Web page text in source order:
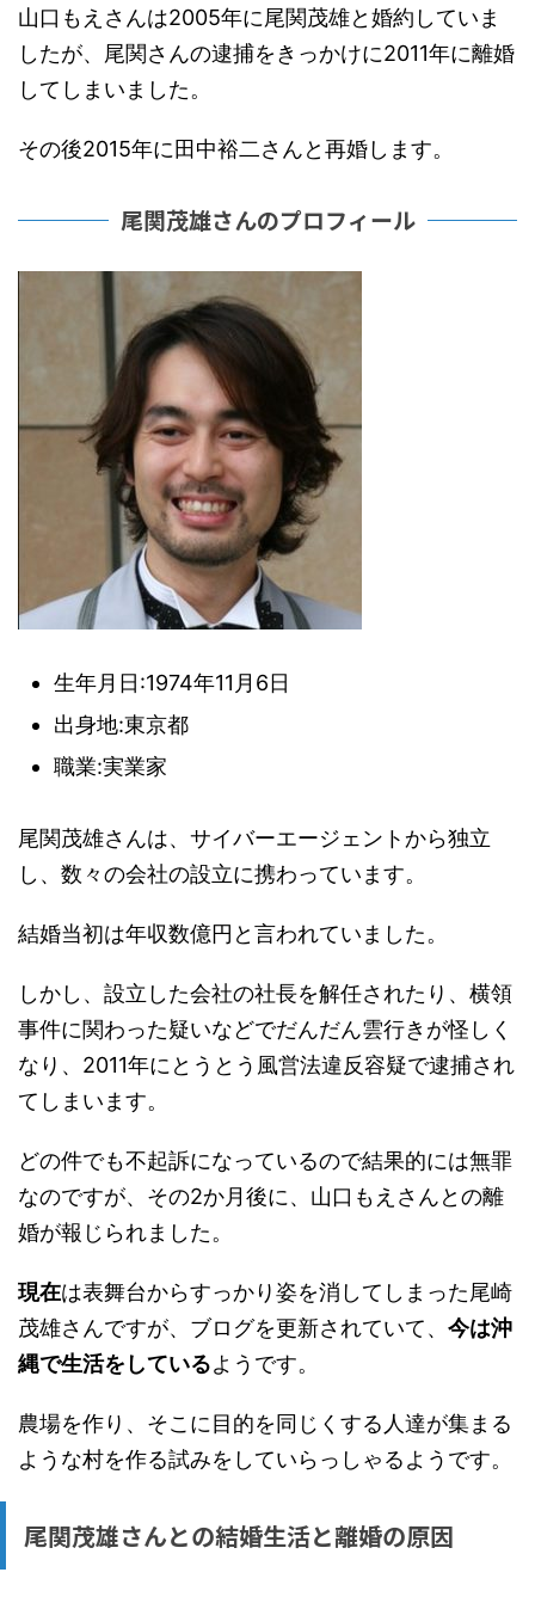
山口もえさんは2005年に尾関茂雄と婚約していま
したが、尾関さんの逮捕をきっかけに2011年に離婚
してしまいました。
その後2015年に田中裕二さんと再婚します。
尾関茂雄さんのプロフィール
生年月日:1974年11月6日
出身地:東京都
職業:実業家
尾関茂雄さんは、サイバーエージェントから独立
し、数々の会社の設立に携わっています。
結婚当初は年収数億円と言われていました。
しかし、設立した会社の社長を解任されたり、横領
事件に関わった疑いなどでだんだん雲行きが怪しく
なり、2011年にとうとう風営法違反容疑で逮捕され
てしまいます。
どの件でも不起訴になっているので結果的には無罪
なのですが、その2か月後に、山口もえさんとの離
婚が報じられました。
現在は表舞台からすっかり姿を消してしまった尾崎
茂雄さんですが、ブログを更新されていて、 今は沖
縄で生活をしているようです。
農場を作り、そこに目的を同じくする人達が集まる
ような村を作る試みをしていらっしゃるようです。
尾関茂雄さんとの結婚生活と離婚の原因